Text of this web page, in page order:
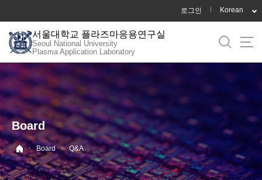
로
메
뉴
로그인 Korean
서울대학교 플라즈마응용연구실
Seoul National University
Plasma Application Laboratory
Board
· Board · Q&A